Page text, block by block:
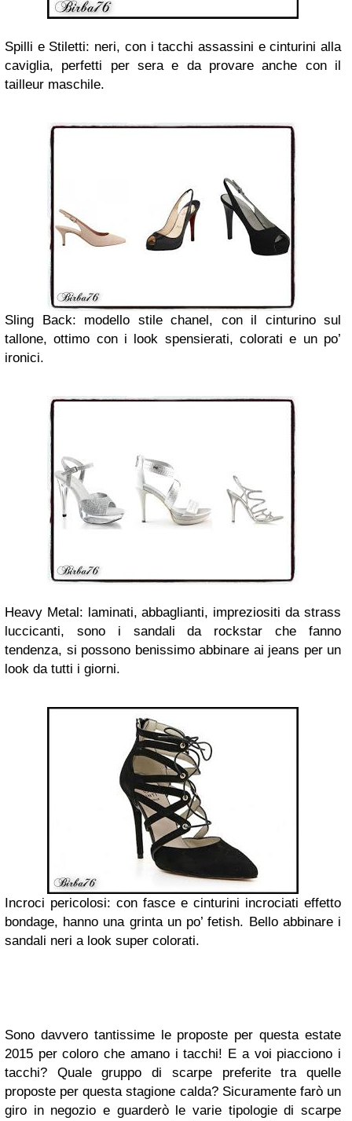
Spilli e Stiletti: neri, con i tacchi assassini e cinturini alla
caviglia, perfetti per sera e da provare anche con il
tailleur maschile.
Sling Back: modello stile chanel, con il cinturino sul
tallone, ottimo con i look spensierati, colorati e un po’
ironici.
Heavy Metal: laminati, abbaglianti, impreziositi da strass
luccicanti, sono i sandali da rockstar che fanno
tendenza, si possono benissimo abbinare ai jeans per un
look da tutti i giorni.
Incroci pericolosi: con fasce e cinturini incrociati effetto
bondage, hanno una grinta un po’ fetish. Bello abbinare i
sandali neri a look super colorati.
Sono davvero tantissime le proposte per questa estate
2015 per coloro che amano i tacchi! E a voi piacciono i
tacchi? Quale gruppo di scarpe preferite tra quelle
proposte per questa stagione calda? Sicuramente farò un
giro in negozio e guarderò le varie tipologie di scarpe